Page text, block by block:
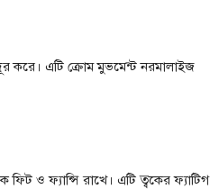
করে। এটি ক্রোম মুভমেন্ট নরমালাইজ
ও ফ্যান্সি রাখে। এটি ত্বকের ফ্যাটিগ